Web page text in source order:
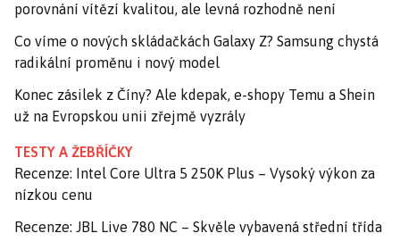
porovnání vítězí kvalitou, ale levná rozhodně není
Co víme o nových skládačkách Galaxy Z? Samsung chystá
radikální proměnu i nový model
Konec zásilek z Číny? Ale kdepak, e-shopy Temu a Shein
už na Evropskou unii zřejmě vyzrály
TESTY A ŽEBŘÍČKY
Recenze: Intel Core Ultra 5 250K Plus – Vysoký výkon za
nízkou cenu
Recenze: JBL Live 780 NC – Skvěle vybavená střední třída